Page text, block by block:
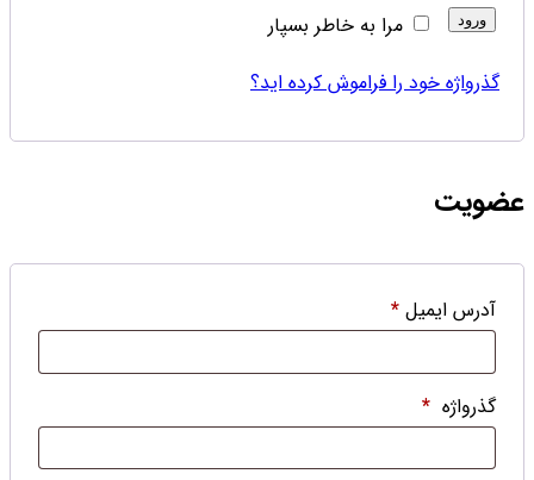
مرا به خاطر بسپار ورود
گذرواژه خود را فراموش کرده اید؟
عضویت
آدرس ایمیل *
گذرواژه *